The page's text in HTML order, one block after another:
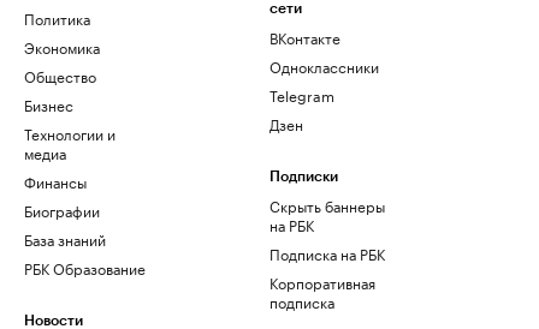
Политика
Экономика
Общество
Бизнес
Технологии и
медиа
Финансы
Биографии
База знаний
РБК Образование
Новости
сети
ВКонтакте
Одноклассники
Telegram
Дзен
Подписки
Скрыть баннеры
на РБК
Подписка на РБК
Корпоративная
подписка